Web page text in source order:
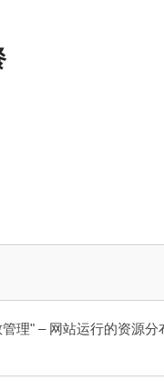
理" – 网站运行的资源